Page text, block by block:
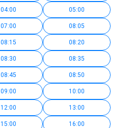
04:00 05:00
07:00 08:05
08:15 08:20
08:30 08:35
08:45 08:50
09:00 10:00
12:00 13:00
15:00 16:00